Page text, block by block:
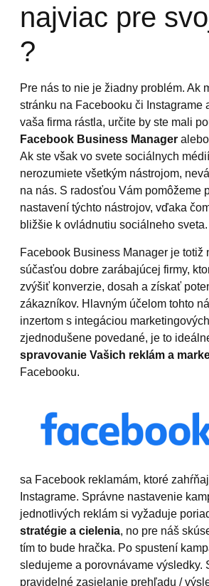
najviac pre
?
Pre nás to nie je žiadny problém. Ak
stránku na Facebooku či Instagrame
vaša firma rástla, určite by ste mali
Facebook Business Manager alebo
Ak ste však vo svete sociálnych
nerozumiete všetkým nástrojom,
na nás. S radosťou Vám pomôžeme
nastavení týchto nástrojov, vďaka
bližšie k ovládnutiu sociálneho sveta.
Facebook Business Manager je totiž
súčasťou dobre zarábajúcej firmy,
zvýšiť konverzie, dosah a získať
zákazníkov. Hlavným účelom tohto
inzertom s integáciou
zjednodušene povedané, je to
spravovanie Vašich reklám a
Facebooku.
sa Facebook reklamám, ktoré
Instagrame. Správne nastavenie
jednotlivých reklám si vyžaduje
stratégie a cielenia, no pre náš
tím to bude hračka. Po spustení
sledujeme a porovnávame výsledky.
pravidelné zasielanie prehľadu /